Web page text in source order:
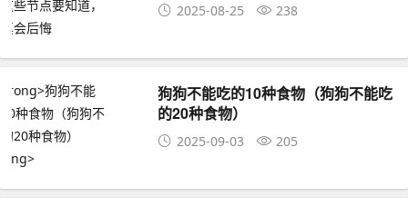
2025-08-25 238
狗狗不能吃的10种食物（狗狗不能吃
的20种食物）
2025-09-03 205